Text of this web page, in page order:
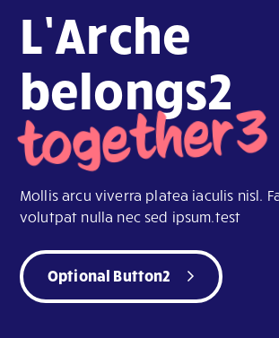
L’Arche
belongs2
together3
Mollis arcu viverra platea iaculis nisl.
volutpat nulla nec sed ipsum.test
Optional Button2